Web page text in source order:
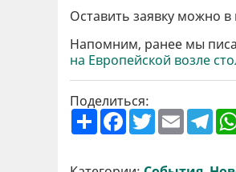
Оставить заявку можно
Напомним, ранее мы
на Европейской возле
Поделиться:
П
о
р
F
a
b
T
w
t
E
m
l
T
e
g